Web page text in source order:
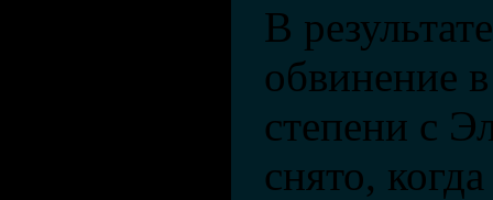
В
обвинение
степени с
снято,